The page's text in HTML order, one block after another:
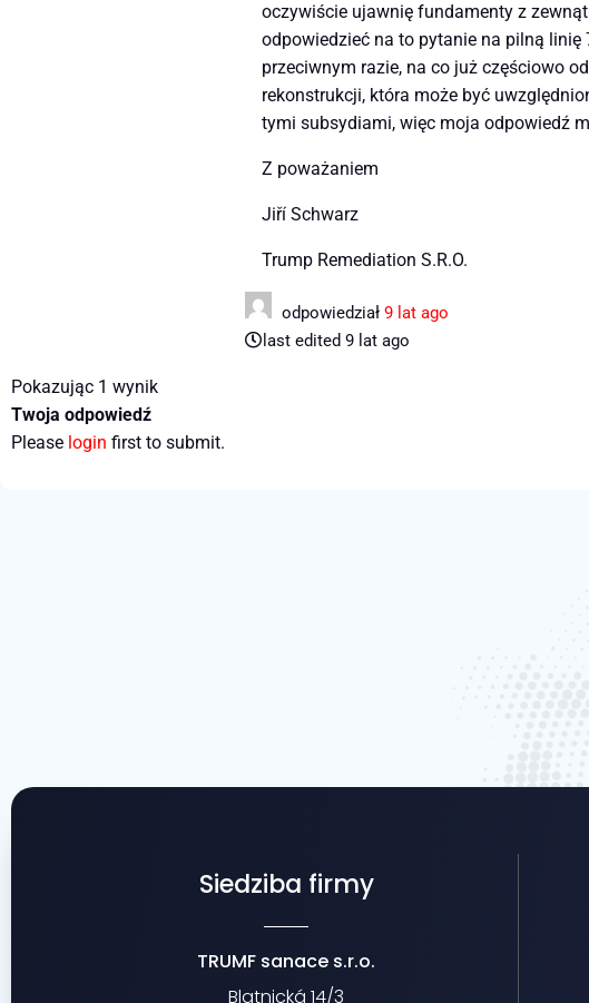
oczywiście ujawnię fundamenty z
odpowiedzieć na to pytanie na pilną
przeciwnym razie, na co już częściowo
rekonstrukcji, która może być
tymi subsydiami, więc moja odpowiedź
Z poważaniem
Jiří Schwarz
Trump Remediation S.R.O.
odpowiedział 9 lat ago
last edited 9 lat ago
Pokazując 1 wynik
Twoja odpowiedź
Please login first to submit.
Siedziba firmy
TRUMF sanace s.r.o.
Blatnická 14/3